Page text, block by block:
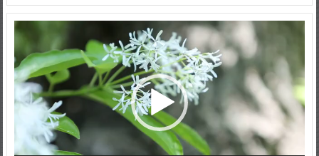
Player